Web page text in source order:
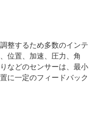
整するため多数のインテ
位置、加速、圧力、角
などのセンサーは、最小
に一定のフィードバック